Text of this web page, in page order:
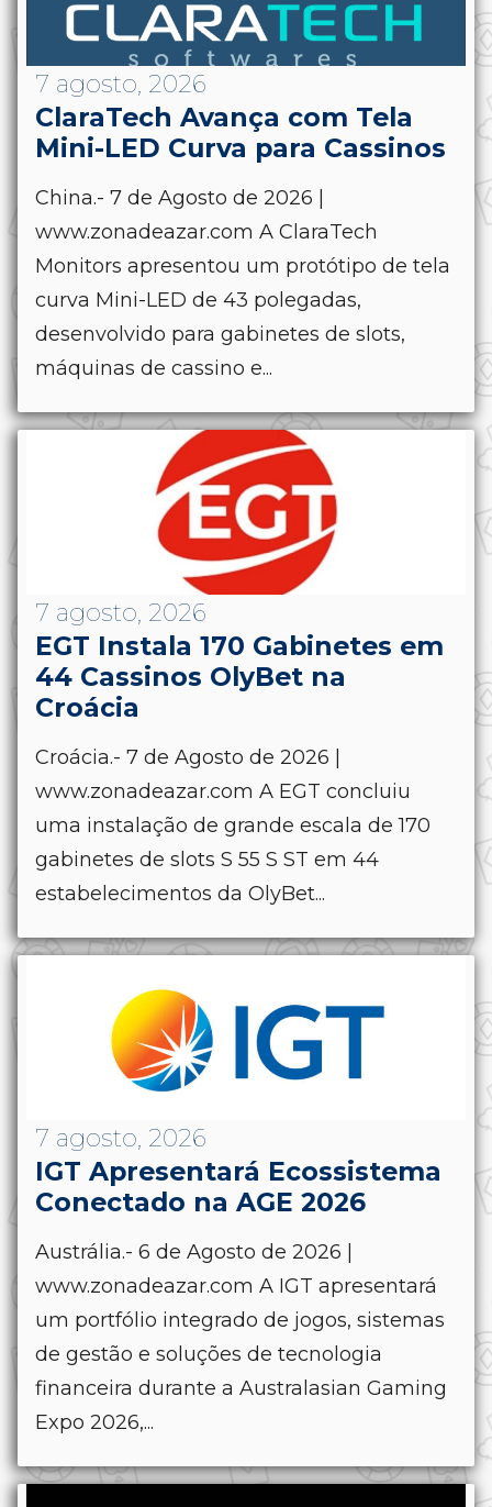
7 agosto, 2026
ClaraTech Avança com Tela
Mini-LED Curva para Cassinos
China.- 7 de Agosto de 2026 |
www.zonadeazar.com A ClaraTech
Monitors apresentou um protótipo de tela
curva Mini-LED de 43 polegadas,
desenvolvido para gabinetes de slots,
máquinas de cassino e...
7 agosto, 2026
EGT Instala 170 Gabinetes em
44 Cassinos OlyBet na
Croácia
Croácia.- 7 de Agosto de 2026 |
www.zonadeazar.com A EGT concluiu
uma instalação de grande escala de 170
gabinetes de slots S 55 S ST em 44
estabelecimentos da OlyBet...
7 agosto, 2026
IGT Apresentará Ecossistema
Conectado na AGE 2026
Austrália.- 6 de Agosto de 2026 |
www.zonadeazar.com A IGT apresentará
um portfólio integrado de jogos, sistemas
de gestão e soluções de tecnologia
financeira durante a Australasian Gaming
Expo 2026,...